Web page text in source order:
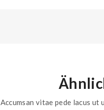
Accumsan vitae pede lacus